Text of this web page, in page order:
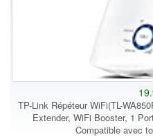
TP-Link Répéteur WiFi(TL-
Extender, WiFi Booster, 1
Compatible avec